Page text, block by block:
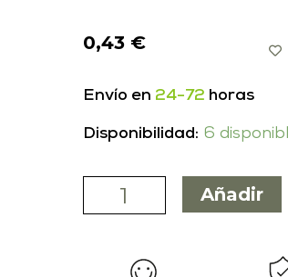
0,43 €
Envío en 24-72 horas
Disponibilidad: 6
Añadir